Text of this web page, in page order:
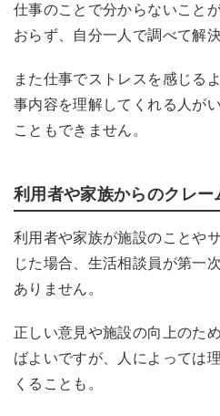
仕事のことで分からないこと
おらず、自分一人で調べて解
また仕事でストレスを感じる
事内容を理解してくれる人が
こともできません。
利用者や家族からのクレー
利用者や家族が施設のことや
じた場合、生活相談員が第一
ありません。
正しい意見や施設の向上のた
ばよいですが、人によっては
くることも。